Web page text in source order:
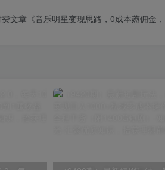
费文章《音乐明星变现思路，0成本薅佣金